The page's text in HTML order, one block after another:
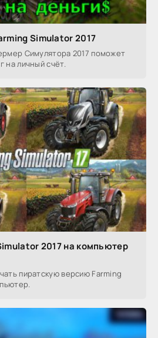
Simulator 2017
Симулятора 2017 поможет
на личный счёт.
2017 на компьютер
пиратскую версию Farming